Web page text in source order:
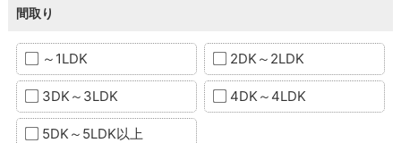
間取り
～1LDK 2DK～2LDK
3DK～3LDK 4DK～4LDK
5DK～5LDK以上